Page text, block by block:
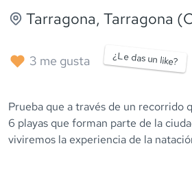
Tarragona, Tarragona
3 me gusta ¿Le das un like?
Prueba que a través de un recorrido
6 playas que forman parte de la
viviremos la experiencia de la